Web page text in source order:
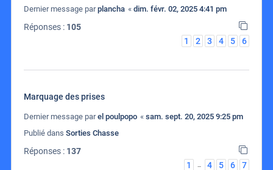
Dernier message parplancha « dim. févr. 02, 2025 4:41 pm
Réponses : 105
1
2 3 4 5 6
Marquage des prises
Dernier message parel poulpopo « sam. sept. 20, 2025 9:25 pm
Publié dans Sorties Chasse
Réponses : 137
1
… 4 5 6 7